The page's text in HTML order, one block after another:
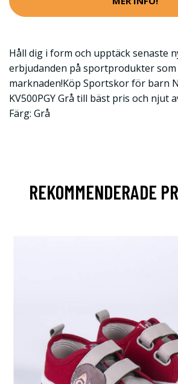
Håll dig i form och upptäck senaste
erbjudanden på sportprodukter som
marknaden!Köp Sportskor för barn
KV500PGY Grå till bäst pris och njut
Färg: Grå
REKOMMENDERADE